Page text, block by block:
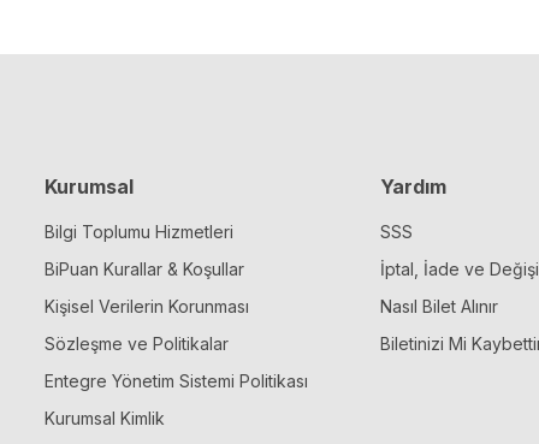
Kurumsal
Bilgi Toplumu Hizmetleri
BiPuan Kurallar & Koşullar
Kişisel Verilerin Korunması
Sözleşme ve Politikalar
Entegre Yönetim Sistemi Politikası
Kurumsal Kimlik
Yardım
SSS
İptal, İade ve
Nasıl Bilet Alınır
Biletinizi Mi